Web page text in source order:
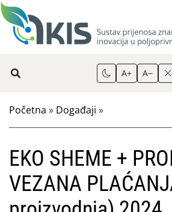
A+ A−
Početna » Događaji »
EKO SHEME +
VEZANA